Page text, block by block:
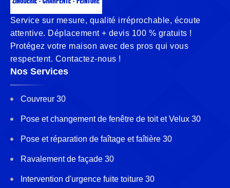
Service sur mesure, qualité irréprochable, écoute
attentive. Déplacement + devis 100 % gratuits !
Protégez votre maison avec des pros qui vous
respectent. Contactez-nous !
Nos Services
Couvreur 30
Pose et changement de fenêtre de toit et Velux 30
Pose et réparation de faîtage et faîtière 30
Ravalement de façade 30
Intervention d'urgence fuite toiture 30